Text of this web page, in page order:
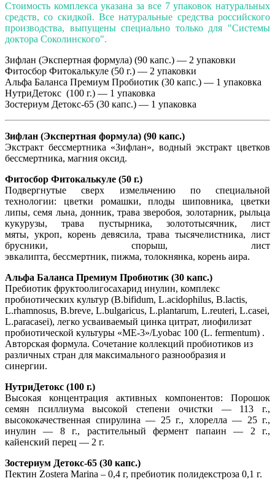
Стоимость комплекса указана за все 7 упаковок натуральных
средств, со скидкой. Все натуральные средства российского
производства, выпущены специально только для "Системы
доктора Соколинского".
Зифлан (Экспертная формула) (90 капс.) — 2 упаковки
Фитосбор Фитокалькуле (50 г.) — 2 упаковки
Альфа Баланса Премиум Пробиотик (30 капс.) — 1 упаковка
НутриДетокс (100 г.) — 1 упаковка
Зостериум Детокс-65 (30 капс.) — 1 упаковка
Зифлан (Экспертная формула) (90 капс.)
Экстракт бессмертника «Зифлан», водный экстракт цветков
бессмертника, магния оксид.
Фитосбор Фитокалькуле (50 г.)
Подвергнутые сверх измельчению по специальной
технологии: цветки ромашки, плоды шиповника, цветки
липы, семя льна, донник, трава зверобоя, золотарник, рыльца
кукурузы, трава пустырника, золототысячник, лист
мяты, укроп, корень девясила, трава тысячелистника, лист
брусники, спорыш, лист
эвкалипта, бессмертник, пижма, толокнянка, корень аира.
Альфа Баланса Премиум Пробиотик (30 капс.)
Пребиотик фруктоолигосахарид инулин, комплекс
пробиотических культур (B.bifidum, L.acidophilus, B.lactis,
L.rhamnosus, B.breve, L.bulgaricus, L.plantarum, L.reuteri, L.casei,
L.paracasei), легко усваиваемый цинка цитрат, лиофилизат
пробиотической культуры «МЕ-3»/Lyobac 100 (L. fermentum) .
Авторская формула. Сочетание коллекций пробиотиков из
различных стран для максимального разнообразия и
синергии.
НутриДетокс (100 г.)
Высокая концентрация активных компонентов: Порошок
семян псиллиума высокой степени очистки — 113 г.,
высококачественная спирулина — 25 г., хлорелла — 25 г.,
инулин — 8 г., растительный фермент папаин — 2 г.,
кайенский перец — 2 г.
Зостериум Детокс-65 (30 капс.)
Пектин Zostera Marina – 0,4 г, пребиотик полидекстроза 0,1 г.